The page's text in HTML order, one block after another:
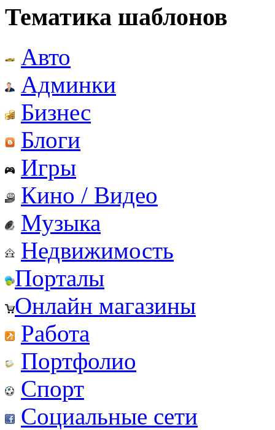
Тематика шаблонов
Авто
Админки
Бизнес
Блоги
Игры
Кино / Видео
Музыка
Недвижимость
Порталы
Онлайн магазины
Работа
Портфолио
Спорт
Социальные сети